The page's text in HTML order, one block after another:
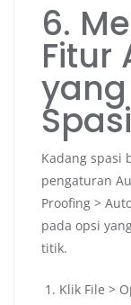
6.
Fitur
Kadang spasi
pengaturan
Proofing >
pada opsi
titik.
Klik File >